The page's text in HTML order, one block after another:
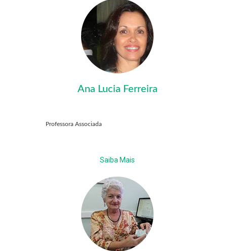
Ana Lucia Ferreira
Professora Associada
Saiba Mais